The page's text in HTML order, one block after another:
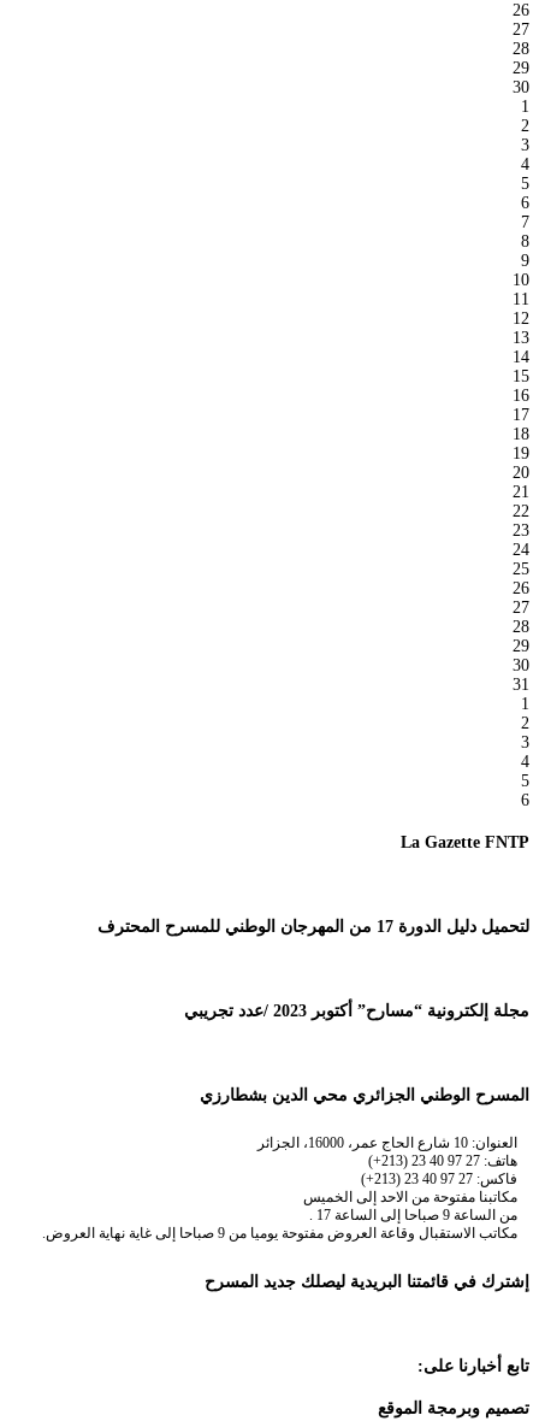
26
27
28
29
30
1
2
3
4
5
6
7
8
9
10
11
12
13
14
15
16
17
18
19
20
21
22
23
24
25
26
27
28
29
30
31
1
2
3
4
5
6
La Gazette FNTP
لتحميل دليل الدورة 17 من المهرجان الوطني للمسرح المحترف
مجلة إلكترونية “مسارح” أكتوبر 2023 /عدد تجريبي
المسرح الوطني الجزائري محي الدين بشطارزي
العنوان: 10 شارع الحاج عمر، 16000، الجزائر
هاتف: 27 97 40 23 (213+)
فاكس: 27 97 40 23 (213+)
مكاتبنا مفتوحة من الاحد إلى الخميس
من الساعة 9 صباحا إلى الساعة 17 .
مكاتب الاستقبال وقاعة العروض مفتوحة يوميا من 9 صباحا إلى غاية نهاية العروض.
إشترك في قائمتنا البريدية ليصلك جديد المسرح
تابع أخبارنا على:
تصميم وبرمجة الموقع